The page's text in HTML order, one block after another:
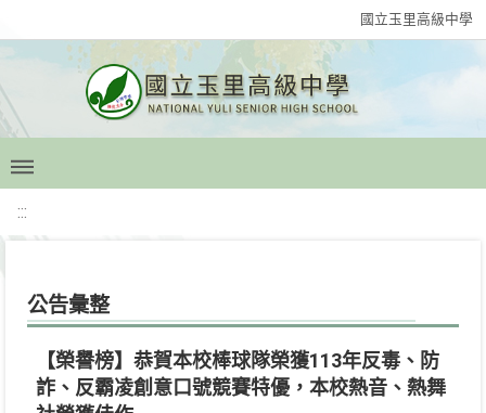
國立玉里高級中學
:::
公告彙整
【榮譽榜】恭賀本校棒球隊榮獲113年反毒、防
詐、反霸凌創意口號競賽特優，本校熱音、熱舞